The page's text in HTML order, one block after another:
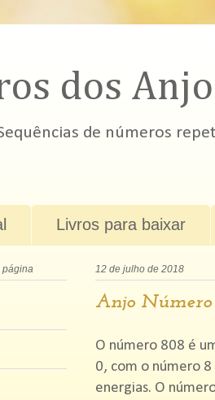
dos
de números
Livros para baixar
12 de julho de 2018
Anjo Número
O número 808 é
0, com o número
energias. O
página